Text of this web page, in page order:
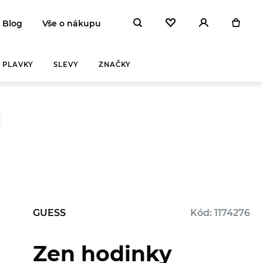
Blog Vše o nákupu
PLAVKY SLEVY ZNAČKY
GUESS Kód: 1174276
Zen hodinky